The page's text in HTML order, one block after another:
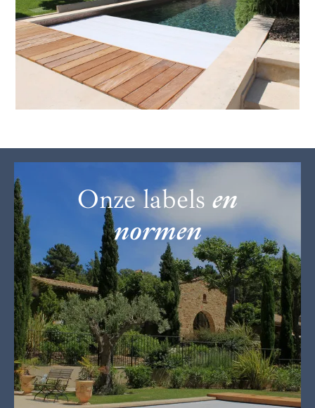
Onze labels en
normen